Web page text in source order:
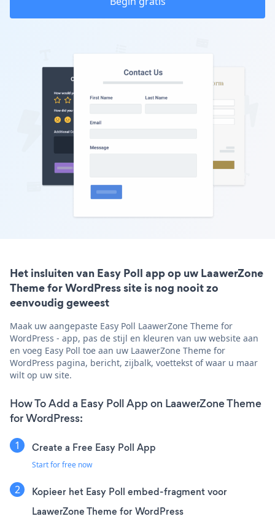
Het insluiten van Easy Poll app op uw LaawerZone
Theme for WordPress site is nog nooit zo
eenvoudig geweest
Maak uw aangepaste Easy Poll LaawerZone Theme for
WordPress - app, pas de stijl en kleuren van uw website aan
en voeg Easy Poll toe aan uw LaawerZone Theme for
WordPress pagina, bericht, zijbalk, voettekst of waar u maar
wilt op uw site.
How To Add a Easy Poll App on LaawerZone Theme
for WordPress:
Create a Free Easy Poll App
Start for free now
Kopieer het Easy Poll embed-fragment voor
LaawerZone Theme for WordPress